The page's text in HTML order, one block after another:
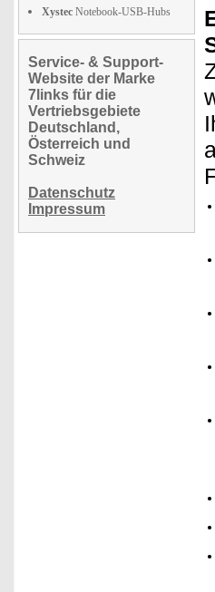
Xystec Notebook-USB-Hubs
Service- & Support-
Website der Marke
7links für die
Vertriebsgebiete
Deutschland,
Österreich und
Schweiz
Datenschutz
Impressum